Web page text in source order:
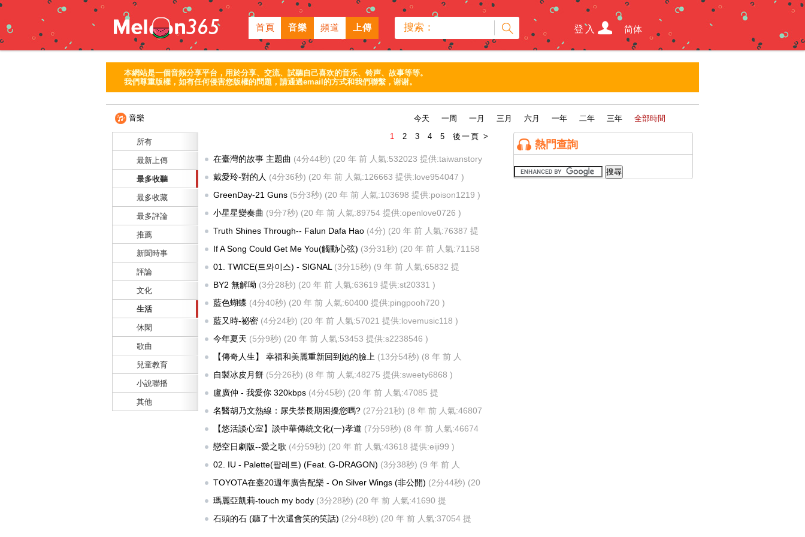
首頁 音樂 頻道 上傳 搜索： 简体
登入
本網站是一個音頻分享平台，用於分享、交流、試聽自己喜欢的音乐、铃声、故事等等。
我們尊重版權，如有任何侵害您版權的問題，請通過email的方式和我們聯繫，谢谢。
音樂 今天 一周 一月 三月 六月 一年 二年 三年 全部時間
所有
最新上傳
最多收聽
最多收藏
最多評論
推薦
新聞時事
評論
文化
生活
休閑
歌曲
兒童教育
小說聯播
其他
1 2 3 4 5 後一頁 >
在臺灣的故事 主題曲 (4分44秒) (20 年 前 人氣:532023 提供:taiwanstory
戴愛玲-對的人 (4分36秒) (20 年 前 人氣:126663 提供:love954047 )
GreenDay-21 Guns (5分3秒) (20 年 前 人氣:103698 提供:poison1219 )
小星星變奏曲 (9分7秒) (20 年 前 人氣:89754 提供:openlove0726 )
Truth Shines Through-- Falun Dafa Hao (4分) (20 年 前 人氣:76387 提
If A Song Could Get Me You(觸動心弦) (3分31秒) (20 年 前 人氣:71158
01. TWICE(트와이스) - SIGNAL (3分15秒) (9 年 前 人氣:65832 提
infinite28
BY2 無解呦 (3分28秒) (20 年 前 人氣:63619 提供:st20331 )
藍色蝴蝶 (4分40秒) (20 年 前 人氣:60400 提供:pingpooh720 )
藍又時-祕密 (4分24秒) (20 年 前 人氣:57021 提供:lovemusic118 )
今年夏天 (5分9秒) (20 年 前 人氣:53453 提供:s2238546 )
【傳奇人生】 幸福和美麗重新回到她的臉上 (13分54秒) (8 年 前 人
氣:48514 提供:
sweety6868
自製冰皮月餅 (5分26秒) (8 年 前 人氣:48275 提供:sweety6868 )
盧廣仲 - 我愛你 320kbps (4分45秒) (20 年 前 人氣:47085 提
jonathan1996822
名醫胡乃文熱線：尿失禁長期困擾您嗎? (27分21秒) (8 年 前 人氣:46807
提供: sweety6868 )
【悠活談心室】談中華傳統文化(一)孝道 (7分59秒) (8 年 前 人氣:46674
提供: sweety6868 )
戀空日劇版--愛之歌 (4分59秒) (20 年 前 人氣:43618 提供:eiji99 )
02. IU - Palette(팔레트) (Feat. G-DRAGON) (3分38秒) (9 年 前 人
氣:43388 提供: infinite28
TOYOTA在臺20週年廣告配樂 - On Silver Wings (非公開) (2分44秒) (20
年 前 人氣:42152 提供:
瑪麗亞凱莉-touch my body (3分28秒) (20 年 前 人氣:41690 提
aabbcc80828
石頭的石 (聽了十次還會笑的笑話) (2分48秒) (20 年 前 人氣:37054 提
熱門查詢